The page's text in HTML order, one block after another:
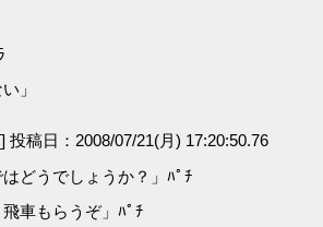
」
投稿日：2008/07/21(月) 17:20:50.76
どうでしょうか？」ﾊﾟﾁ
車もらうぞ」ﾊﾟﾁ